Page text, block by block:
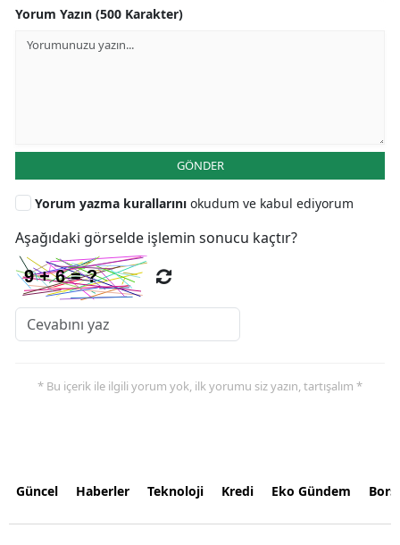
Yorum Yazın (500 Karakter)
GÖNDER
Yorum yazma kurallarını okudum ve kabul ediyorum
Aşağıdaki görselde işlemin sonucu kaçtır?
* Bu içerik ile ilgili yorum yok, ilk yorumu siz yazın, tartışalım *
Güncel Haberler Teknoloji Kredi Eko Gündem